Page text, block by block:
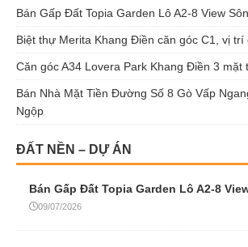
Bán Gấp Đất Topia Garden Lô A2-8 View
Biệt thự Merita Khang Điền căn góc C1, vị trí
Căn góc A34 Lovera Park Khang Điền 3 mặt
Bán Nhà Mặt Tiền Đường Số 8 Gò Vấp
Ngộp
ĐẤT NỀN – DỰ ÁN
Bán Gấp Đất Topia Garden Lô A2-8
09/07/2026